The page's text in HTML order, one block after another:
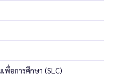
อการศึกษา (SLC)